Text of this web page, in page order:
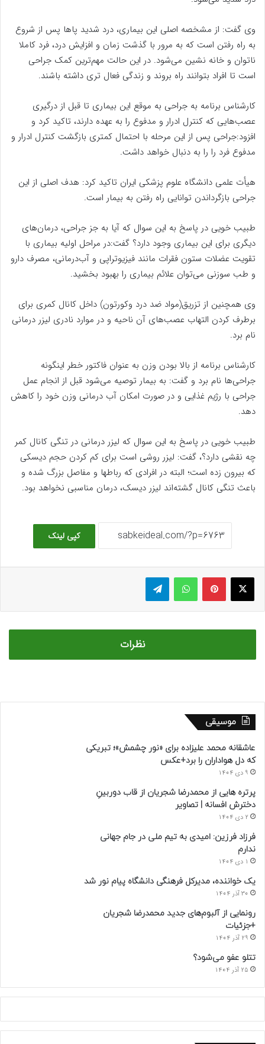
وی گفت: از مشخصه‌ اصلی این بیماری، درد شدید پاها پس از شروع
به راه رفتن است که به مرور با گذشت زمان و افزایش درد، فرد کاملا
ناتوان و خانه نشین می‌شود. در این حالت مهم‌ترین کمک جراحی
است تا افراد بتوانند راه بروند و زندگی فعال تری داشته باشند.
کارشناس برنامه به جراحی به موقع این بیماری تا قبل از درگیری
عصب‌هایی که کنترل ادرار و مدفوع را به عهده دارند، تاکید کرد و
افزود:‌جراحی پس از این مرحله با احتمال کمتری بازگشت کنترل ادرار و
مدفوع فرد را را به دنبال خواهد داشت.
هیأت علمی دانشگاه علوم پزشکی ایران تاکید کرد: هدف اصلی از این
جراحی بازگرداندن توانایی راه رفتن به بیمار است.
طبیب خویی در پاسخ به این سوال که آیا به جز جراحی، درمان‌های
دیگری برای این بیماری وجود دارد؟ گفت:در مراحل اولیه بیماری با
تقویت عضلات ستون فقرات مانند فیزیوتراپی و آب‌درمانی، مصرف دارو
و طب سوزنی می‌توان علائم بیماری را بهبود بخشید.
وی همچنین از تزریق(مواد ضد درد وکورتون) داخل کانال کمری برای
برطرف کردن التهاب عصب‌های آن ناحیه و در موارد نادری لیزر درمانی
نام برد.
کارشناس برنامه از بالا بودن وزن به عنوان فاکتور خطر اینگونه
جراحی‌ها نام برد و گفت: به بیمار توصیه می‌شود قبل از انجام عمل
جراحی با رژیم غذایی و در صورت امکان آب درمانی وزن خود را کاهش
دهد.
طبیب خویی در پاسخ به این سوال که لیزر درمانی در تنگی کانال کمر
چه نقشی دارد؟، گفت: لیزر روشی است برای کم کردن حجم دیسکی
که بیرون زده است؛ البته در افرادی که رباطها و مفاصل بزرگ شده و
باعث تنگی کانال گشته‌اند لیزر دیسک، درمان مناسبی نخواهد بود.
کپی لینک
ایکس پینتریستواتس آپ تلگرام
نظرات
موسیقی
عاشقانه محمد علیزاده برای «نور چشمش»؛ تبریکی
که دل هواداران را برد+عکس
9 دی 1404
پرتره هایی از محمدرضا شجریان از قاب دوربینِ
دخترش افسانه | تصاویر
2 دی 1404
فرزاد فرزین: امیدی به تیم ملی در جام جهانی
ندارم
1 دی 1404
یک خواننده، مدیرکل فرهنگی دانشگاه پیام نور شد
30 آذر 1404
رونمایی از آلبوم‌های جدید محمدرضا شجریان
+جزئیات
29 آذر 1404
تتلو عفو می‌شود؟
25 آذر 1404